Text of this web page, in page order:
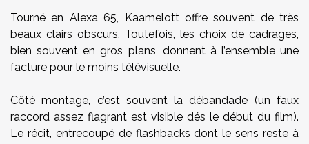
Tourné en Alexa 65, Kaamelott offre souvent de très
beaux clairs obscurs. Toutefois, les choix de cadrages,
bien souvent en gros plans, donnent à l’ensemble une
facture pour le moins télévisuelle.
Côté montage, c’est souvent la débandade (un faux
raccord assez flagrant est visible dés le début du film).
Le récit, entrecoupé de flashbacks dont le sens reste à